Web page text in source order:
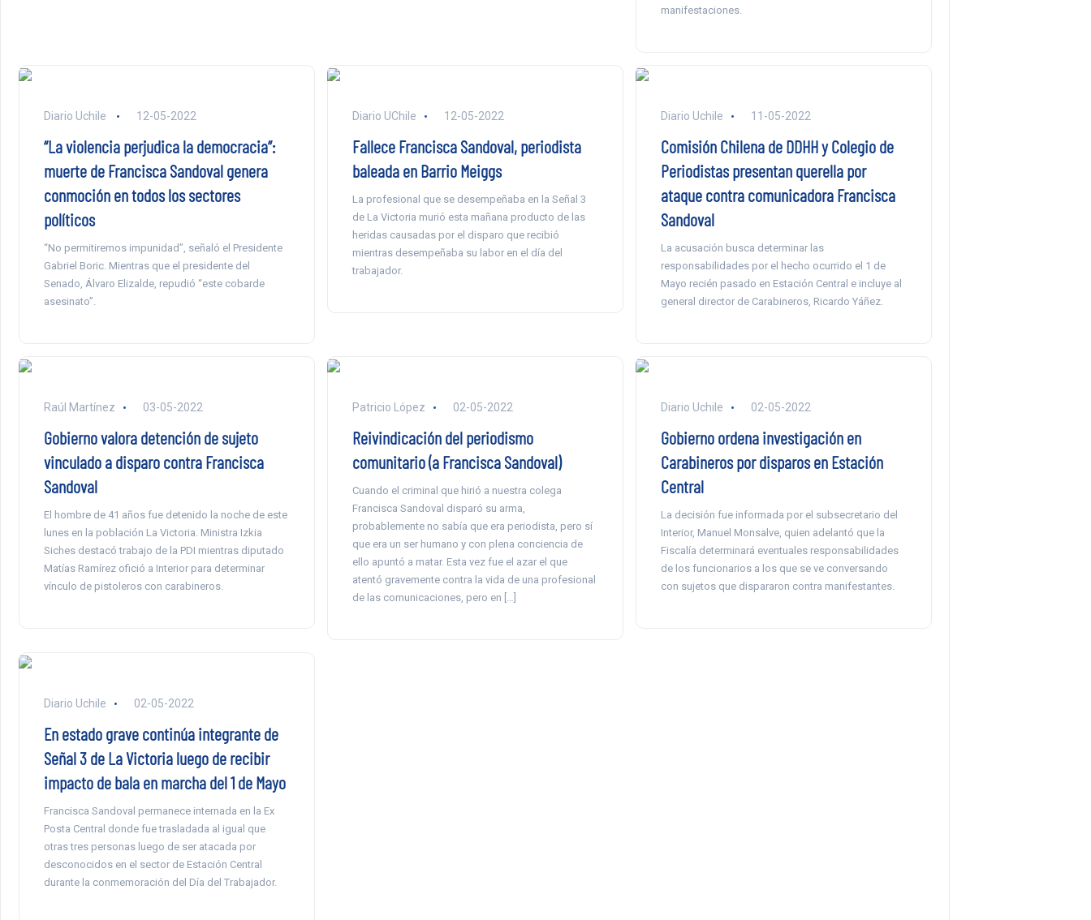
manifestaciones.
Diario Uchile 12-05-2022
“La violencia perjudica la democracia”:
muerte de Francisca Sandoval genera
conmoción en todos los sectores
políticos
“No permitiremos impunidad”, señaló el Presidente
Gabriel Boric. Mientras que el presidente del
Senado, Álvaro Elizalde, repudió “este cobarde
asesinato”.
Diario UChile 12-05-2022
Fallece Francisca Sandoval, periodista
baleada en Barrio Meiggs
La profesional que se desempeñaba en la Señal 3
de La Victoria murió esta mañana producto de las
heridas causadas por el disparo que recibió
mientras desempeñaba su labor en el día del
trabajador.
Diario Uchile 11-05-2022
Comisión Chilena de DDHH y Colegio de
Periodistas presentan querella por
ataque contra comunicadora Francisca
Sandoval
La acusación busca determinar las
responsabilidades por el hecho ocurrido el 1 de
Mayo recién pasado en Estación Central e incluye al
general director de Carabineros, Ricardo Yáñez.
Raúl Martínez 03-05-2022
Gobierno valora detención de sujeto
vinculado a disparo contra Francisca
Sandoval
El hombre de 41 años fue detenido la noche de este
lunes en la población La Victoria. Ministra Izkia
Siches destacó trabajo de la PDI mientras diputado
Matías Ramírez ofició a Interior para determinar
vínculo de pistoleros con carabineros.
Patricio López 02-05-2022
Reivindicación del periodismo
comunitario (a Francisca Sandoval)
Cuando el criminal que hirió a nuestra colega
Francisca Sandoval disparó su arma,
probablemente no sabía que era periodista, pero sí
que era un ser humano y con plena conciencia de
ello apuntó a matar. Esta vez fue el azar el que
atentó gravemente contra la vida de una profesional
de las comunicaciones, pero en […]
Diario Uchile 02-05-2022
Gobierno ordena investigación en
Carabineros por disparos en Estación
Central
La decisión fue informada por el subsecretario del
Interior, Manuel Monsalve, quien adelantó que la
Fiscalía determinará eventuales responsabilidades
de los funcionarios a los que se ve conversando
con sujetos que dispararon contra manifestantes.
Diario Uchile 02-05-2022
En estado grave continúa integrante de
Señal 3 de La Victoria luego de recibir
impacto de bala en marcha del 1 de Mayo
Francisca Sandoval permanece internada en la Ex
Posta Central donde fue trasladada al igual que
otras tres personas luego de ser atacada por
desconocidos en el sector de Estación Central
durante la conmemoración del Día del Trabajador.